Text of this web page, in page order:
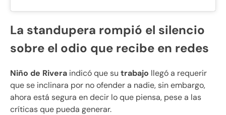
La standupera rompió el silencio
sobre el odio que recibe en redes
Niño de Rivera indicó que su trabajo llegó a requerir
que se inclinara por no ofender a nadie, sin embargo,
ahora está segura en decir lo que piensa, pese a las
críticas que pueda generar.